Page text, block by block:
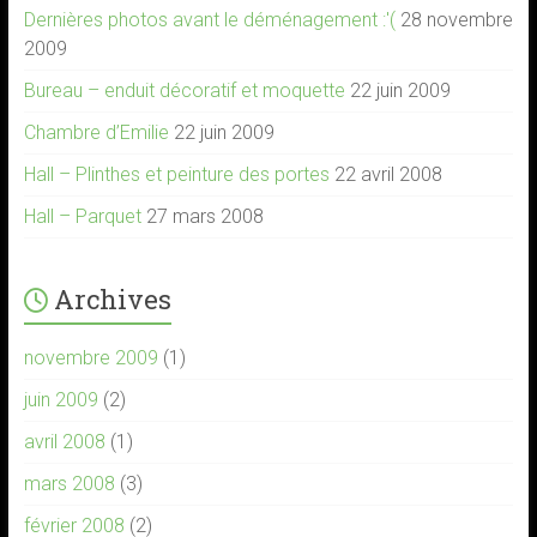
Dernières photos avant le déménagement :'( 28 novembre
2009
Bureau – enduit décoratif et moquette 22 juin 2009
Chambre d’Emilie 22 juin 2009
Hall – Plinthes et peinture des portes 22 avril 2008
Hall – Parquet 27 mars 2008
Archives
novembre 2009 (1)
juin 2009 (2)
avril 2008 (1)
mars 2008 (3)
février 2008 (2)